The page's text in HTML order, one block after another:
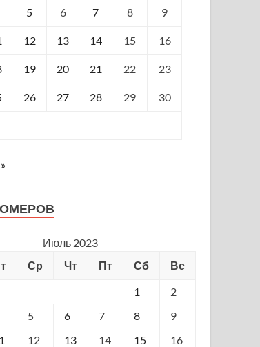
5 6 7 8 9
12 13 14 15 16
19 20 21 22 23
26 27 28 29 30
Июль 2023
Ср Чт Пт Сб
Вс
1
2
5 6 7 8
9
12 13 14 15
16